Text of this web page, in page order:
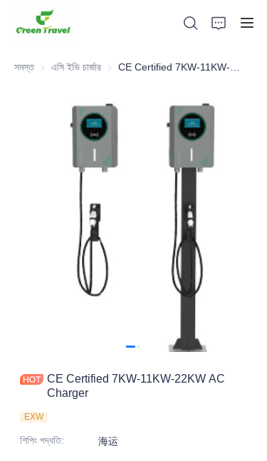
সমস্ত এসি ইভি চার্জার এসি ইভি চার্জার
CE Certified 7KW-11KW-22KW AC
Charger
EXW
শিপিং পদ্ধতি: 海运
সংবাদ এবং সহযোগিতার মামলা
উৎপাদন ভিত্তি এবং প্রক্রিয়া